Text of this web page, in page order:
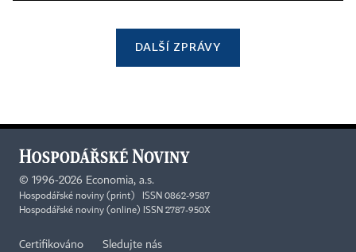
DALŠÍ ZPRÁVY
© 1996-2026 Economia, a.s.
Hospodářské noviny (print) ISSN 0862-9587
Hospodářské noviny (online) ISSN 2787-950X
Certifikováno Sledujte nás